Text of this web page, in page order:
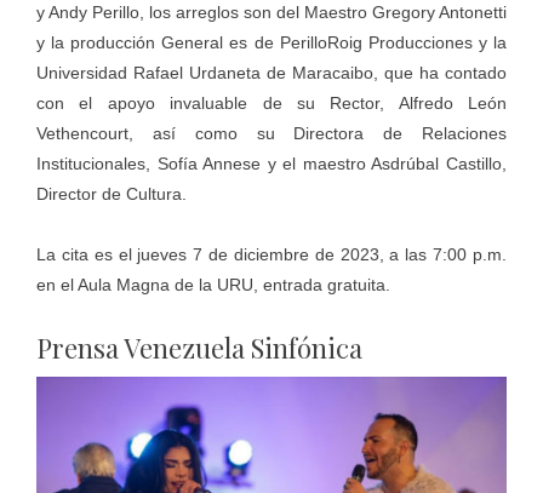
y Andy Perillo, los arreglos son del Maestro Gregory Antonetti
y la producción General es de PerilloRoig Producciones y la
Universidad Rafael Urdaneta de Maracaibo, que ha contado
con el apoyo invaluable de su Rector, Alfredo León
Vethencourt, así como su Directora de Relaciones
Institucionales, Sofía Annese y el maestro Asdrúbal Castillo,
Director de Cultura.
La cita es el jueves 7 de diciembre de 2023, a las 7:00 p.m.
en el Aula Magna de la URU, entrada gratuita.
Prensa Venezuela Sinfónica